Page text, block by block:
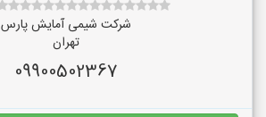
شرکت شیمی آمایش پارس
تهران
09900502367